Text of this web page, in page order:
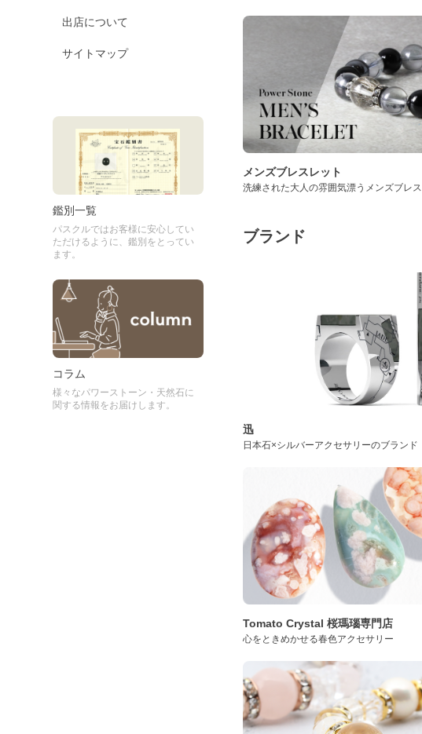
出店について
サイトマップ
鑑別一覧
パスクルではお客様に安心してい
ただけるように、鑑別をとってい
ます。
コラム
様々なパワーストーン・天然石に
関する情報をお届けします。
メンズブレスレット
洗練された大人の雰囲気漂うメンズブレス
ブランド
迅
日本石×シルバーアクセサリーのブランド
Tomato Crystal 桜瑪瑙専門店
心をときめかせる春色アクセサリー